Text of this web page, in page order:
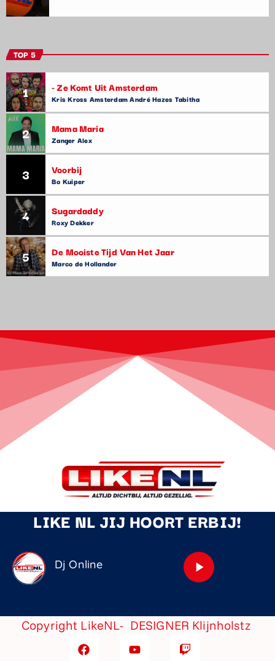
TOP 5
1 - Ze Komt Uit Amsterdam
Kris Kross Amsterdam André Hazes Tabitha
2 Mama Maria
Zanger Alex
3 Voorbij
Bo Kuiper
4 Sugardaddy
Roxy Dekker
5 De Mooiste Tijd Van Het Jaar
Marco de Hollander
LIKE NL JIJ HOORT ERBIJ!
Dj Online play_arrow
Copyright LikeNL- DESIGNER Klijnholstz